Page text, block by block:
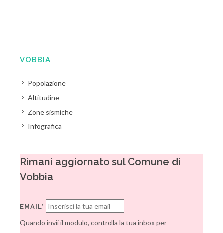
VOBBIA
Popolazione
Altitudine
Zone sismiche
Infografica
Rimani aggiornato sul Comune di
Vobbia
EMAIL*
Quando invii il modulo, controlla la tua inbox per